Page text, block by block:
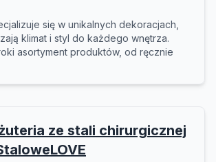
się w unikalnych dekoracjach,
klimat i styl do każdego wnętrza.
asortyment produktów, od ręcznie
ze stali chirurgicznej